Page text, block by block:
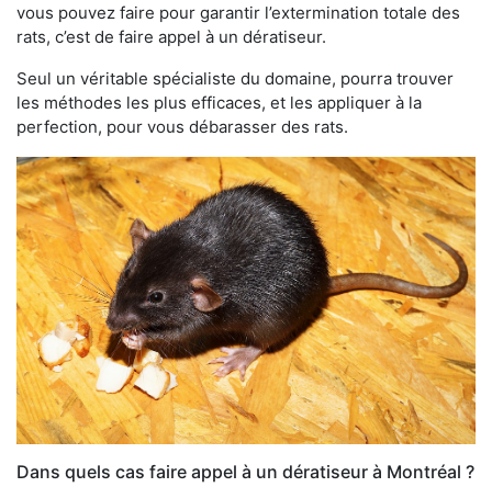
vous pouvez faire pour garantir l’extermination totale des
rats, c’est de faire appel à un dératiseur.
Seul un véritable spécialiste du domaine, pourra trouver
les méthodes les plus efficaces, et les appliquer à la
perfection, pour vous débarasser des rats.
Dans quels cas faire appel à un dératiseur à Montréal ?